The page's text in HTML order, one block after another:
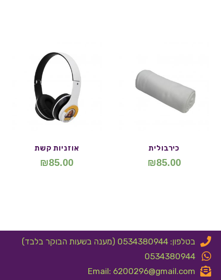
כירבולית
₪85.00
אוזניות קשת
₪85.00
בטלפון: 0534380944 (מענה בשעות הבוקר בלבד)
0534380944
Email: 6200296@gmail.com